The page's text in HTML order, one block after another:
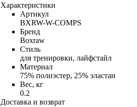
Характеристики
Артикул
BXRW-W-COMPS
Бренд
Boxraw
Стиль
для тренировки, лайфстайл
Материал
75% полиэстер, 25% эластан
Вес, кг
0.2
Доставка и возврат